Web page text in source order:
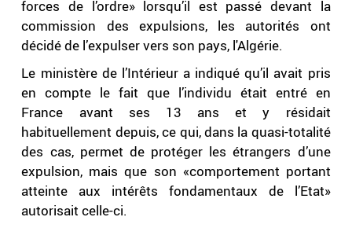
forces de l’ordre» lorsqu’il est passé devant la
commission des expulsions, les autorités ont
décidé de l’expulser vers son pays, l'Algérie.
Le ministère de l’Intérieur a indiqué qu’il avait pris
en compte le fait que l’individu était entré en
France avant ses 13 ans et y résidait
habituellement depuis, ce qui, dans la quasi-totalité
des cas, permet de protéger les étrangers d’une
expulsion, mais que son «comportement portant
atteinte aux intérêts fondamentaux de l’Etat»
autorisait celle-ci.